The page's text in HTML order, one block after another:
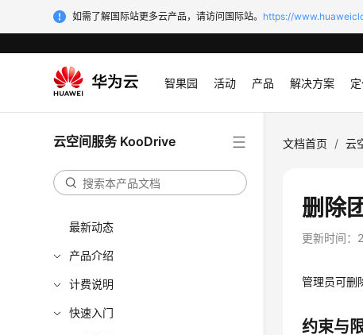
如需了解国际站更多云产品，请访问国际站。 https://
智果园 活动 产品 解决方案
云空间服务 KooDrive
最新动态
产品介绍
计费说明
快速入门
文档首页 / 云
删除
更新时间：
管理员可删
约束与